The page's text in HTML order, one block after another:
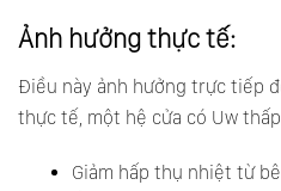
Ảnh hưởng thực tế:
Điều này ảnh hưởng trực tiếp
thực tế, một hệ cửa có Uw
Giảm hấp thụ nhiệt từ